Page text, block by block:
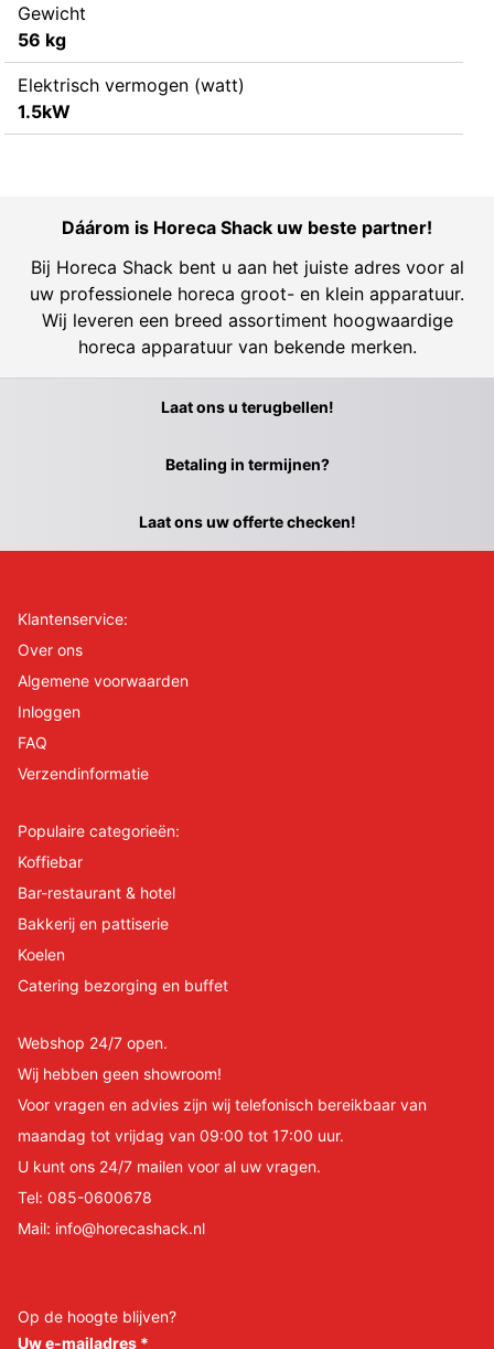
Gewicht
56 kg
Elektrisch vermogen (watt)
1.5kW
Dáárom is Horeca Shack uw beste partner!
Bij Horeca Shack bent u aan het juiste adres voor al
uw professionele horeca groot- en klein apparatuur.
Wij leveren een breed assortiment hoogwaardige
horeca apparatuur van bekende merken.
Laat ons u terugbellen!
Betaling in termijnen?
Laat ons uw offerte checken!
Klantenservice:
Over ons
Algemene voorwaarden
Inloggen
FAQ
Verzendinformatie
Populaire categorieën:
Koffiebar
Bar-restaurant & hotel
Bakkerij en pattiserie
Koelen
Catering bezorging en buffet
Webshop 24/7 open.
Wij hebben geen showroom!
Voor vragen en advies zijn wij telefonisch bereikbaar van
maandag tot vrijdag van 09:00 tot 17:00 uur.
U kunt ons 24/7 mailen voor al uw vragen.
Tel: 085-0600678
Mail: info@horecashack.nl
Op de hoogte blijven?
Uw e-mailadres *